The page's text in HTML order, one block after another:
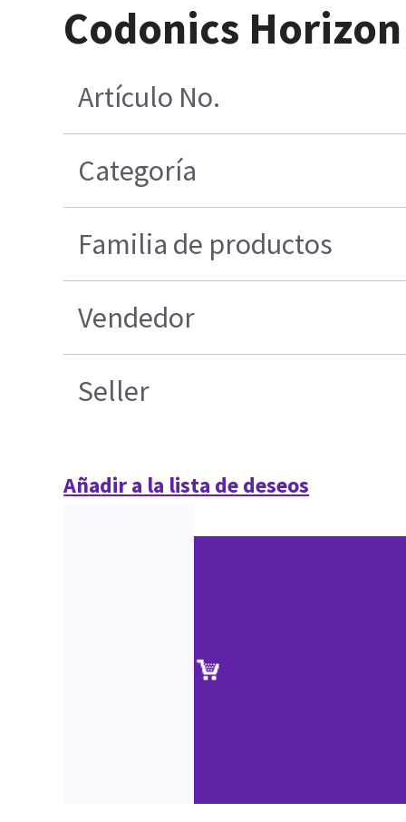
Codonics
Artículo No.
Categoría
Familia de productos
Vendedor
Seller
Añadir a la lista de deseos